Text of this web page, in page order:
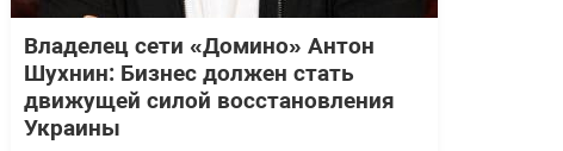
Владелец сети «Домино» Антон
Шухнин: Бизнес должен стать
движущей силой восстановления
Украины